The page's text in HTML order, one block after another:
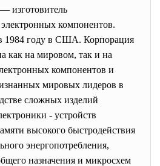
изготовитель
компонентов.
1984 году в США. Корпорация
как на мировом, так и на
компонентов и
мировых лидеров в
сложных изделий
- устройств
высокого быстродействия
энергопотребления,
назначения и микросхем